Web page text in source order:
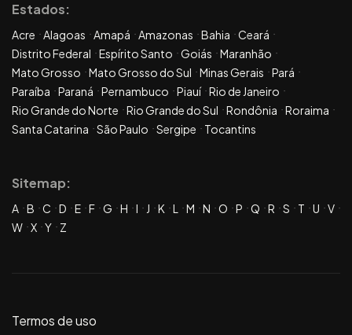
Estados:
Acre Alagoas Amapá Amazonas Bahia
Ceará
Distrito Federal
Espírito Santo Goiás
Maranhão
Mato Grosso
Mato Grosso do Sul Minas Gerais
Pará
Paraíba
Paraná Pernambuco Piauí Rio de Janeiro
Rio Grande do Norte
Rio Grande do Sul Rondônia
Roraima
Santa Catarina
São Paulo Sergipe Tocantins
Sitemap:
A B C D E F G H I J K L M N O P Q R S T U
V
W X Y Z
Termos de uso